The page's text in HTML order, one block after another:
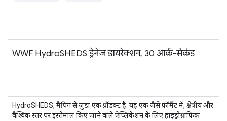
WWF HydroSHEDS ड्रेनेज डायरेक्शन, 30 आर्क-सेकंड
HydroSHEDS, मैपिंग से जुड़ा एक प्रॉडक्ट है. यह एक जैसे फ़ॉर्मैट में, क्षेत्रीय और
वैश्विक स्तर पर इस्तेमाल किए जाने वाले ऐप्लिकेशन के लिए हाइड्रोग्राफ़िक